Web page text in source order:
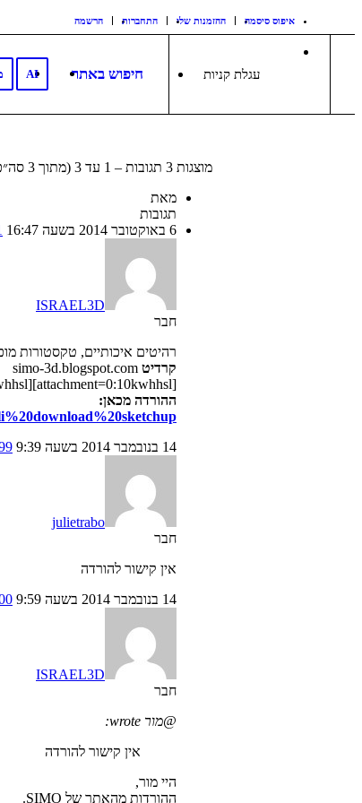
הרשמה התחברות ההזמנות שלי איפוס סיסמה
AI חיפוש באתר עגלת קניות
מוצגות 3 תגובות – 1 עד 3 (מתוך 3 סה״כ)
מאת
תגובות
6 באוקטובר 2014 בשעה 16:47
ISRAEL3D
חבר
רהיטים איכותיים, טקסטורות
קרדיט simo-3d.blogspot.com
[attachment=0:10kwhhsl]RENDER salvadanaio pig SIMO-3D.jpg[/attachment:10kwhhsl]
ההורדה מכאן:
14 בנובמבר 2014 בשעה 9:39
julietrabo
חבר
אין קישור להורדה
14 בנובמבר 2014 בשעה 9:59
ISRAEL3D
חבר
@מור wrote:
אין קישור להורדה
היי מור,
ההורדות מהאתר של SIMO.